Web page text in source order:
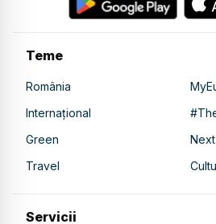
Teme
România
Internațional
Green
Next
Travel
Servicii